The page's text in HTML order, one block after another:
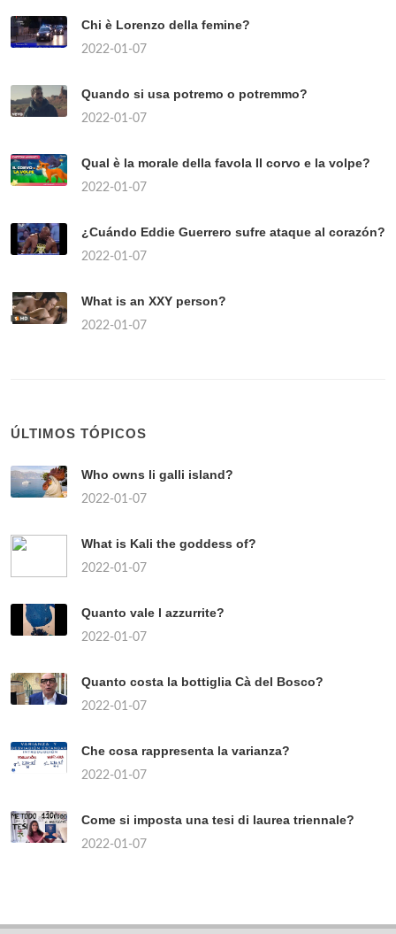
Chi è Lorenzo della femine?
2022-01-07
Quando si usa potremo o potremmo?
2022-01-07
Qual è la morale della favola Il corvo e la volpe?
2022-01-07
¿Cuándo Eddie Guerrero sufre ataque al corazón?
2022-01-07
What is an XXY person?
2022-01-07
ÚLTIMOS TÓPICOS
Who owns li galli island?
2022-01-07
What is Kali the goddess of?
2022-01-07
Quanto vale l azzurrite?
2022-01-07
Quanto costa la bottiglia Cà del Bosco?
2022-01-07
Che cosa rappresenta la varianza?
2022-01-07
Come si imposta una tesi di laurea triennale?
2022-01-07